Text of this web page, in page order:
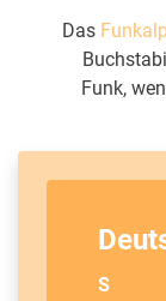
Das
Funk,
S